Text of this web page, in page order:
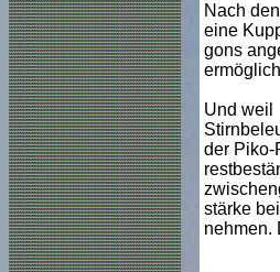
Nach
eine
gons
Und weil
der Piko-
stärke
nehmen.